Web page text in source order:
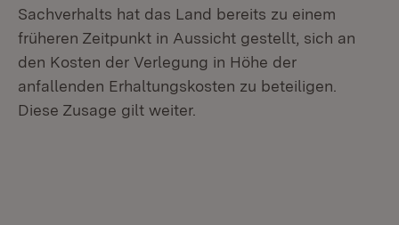
Sachverhalts hat das Land bereits zu einem
früheren Zeitpunkt in Aussicht gestellt, sich an
den Kosten der Verlegung in Höhe der
anfallenden Erhaltungskosten zu beteiligen.
Diese Zusage gilt weiter.